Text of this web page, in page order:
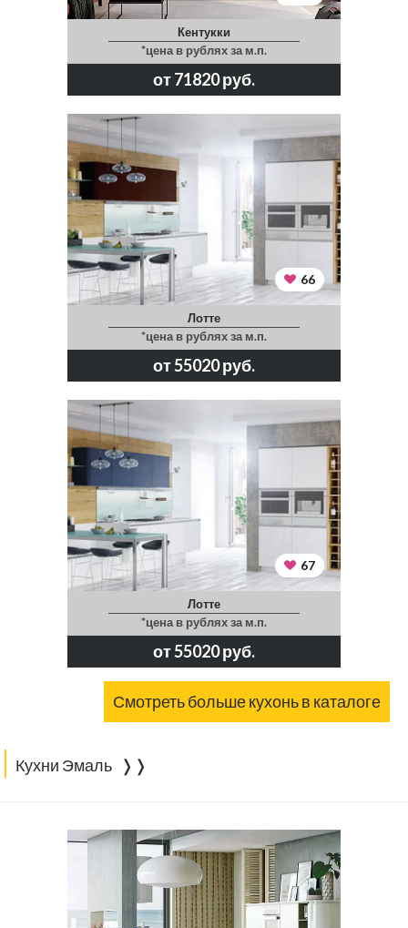
Кентукки
*цена в рублях за м.п.
от 71820 руб.
66
Лотте
*цена в рублях за м.п.
от 55020 руб.
67
Лотте
*цена в рублях за м.п.
от 55020 руб.
Смотреть больше кухонь в каталоге
Кухни Эмаль ❭❭